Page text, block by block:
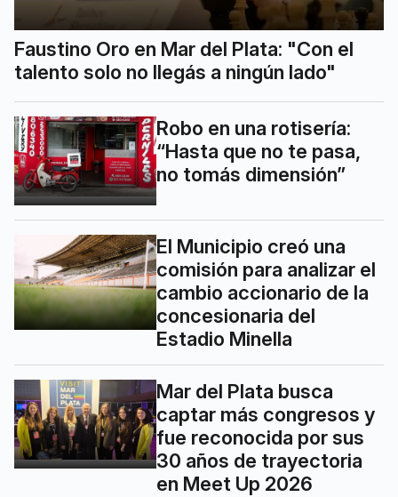
Faustino Oro en Mar del Plata: "Con el
talento solo no llegás a ningún lado"
Robo en una rotisería:
“Hasta que no te pasa,
no tomás dimensión”
El Municipio creó una
comisión para analizar el
cambio accionario de la
concesionaria del
Estadio Minella
Mar del Plata busca
captar más congresos y
fue reconocida por sus
30 años de trayectoria
en Meet Up 2026